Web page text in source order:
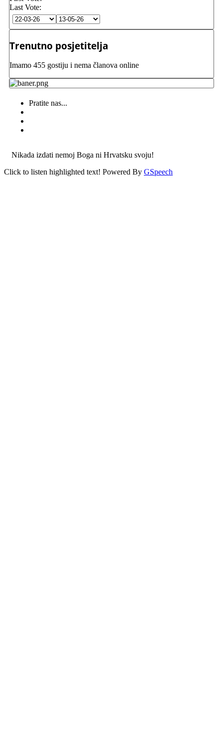
Last Vote:
Trenutno posjetitelja
Imamo 455 gostiju i nema članova online
Pratite nas...
Nikada izdati nemoj Boga ni Hrvatsku svoju!
Click to listen highlighted text! Powered By GSpeech